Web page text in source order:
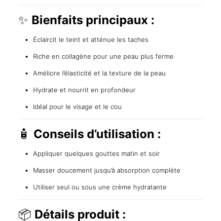
✨ Bienfaits principaux :
Éclaircit le teint et atténue les taches
Riche en collagène pour une peau plus ferme
Améliore l’élasticité et la texture de la peau
Hydrate et nourrit en profondeur
Idéal pour le visage et le cou
🧴 Conseils d’utilisation :
Appliquer quelques gouttes matin et soir
Masser doucement jusqu’à absorption complète
Utiliser seul ou sous une crème hydratante
📦 Détails produit :